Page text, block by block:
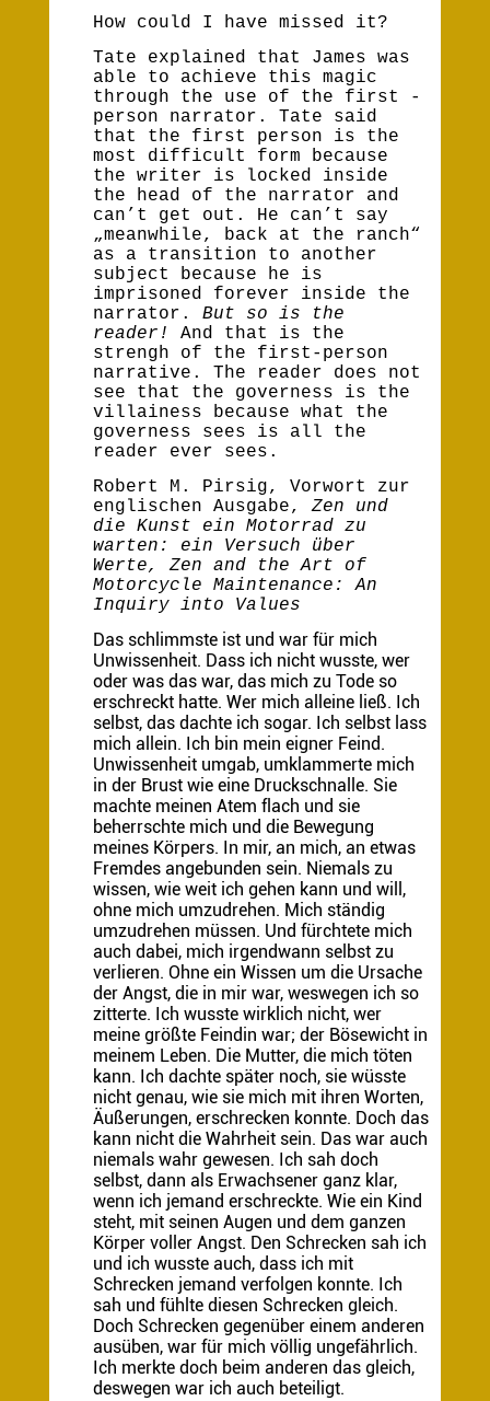
How could I have missed it?
Tate explained that James was
able to achieve this magic
through the use of the first -
person narrator. Tate said
that the first person is the
most difficult form because
the writer is locked inside
the head of the narrator and
can’t get out. He can’t say
„meanwhile, back at the ranch“
as a transition to another
subject because he is
imprisoned forever inside the
narrator. But so is the
reader!
And that is the
strengh of the first-person
narrative. The reader does not
see that the governess is the
villainess because what the
governess sees is all the
reader ever sees.
Robert M. Pirsig, Vorwort zur
englischen Ausgabe,Zen und
die Kunst ein Motorrad zu
warten: ein Versuch über
Werte, Zen and the Art of
Motorcycle Maintenance: An
Inquiry into Values
Das schlimmste ist und war für mich
Unwissenheit. Dass ich nicht wusste, wer
oder was das war, das mich zu Tode so
erschreckt hatte. Wer mich alleine ließ. Ich
selbst, das dachte ich sogar. Ich selbst lass
mich allein. Ich bin mein eigner Feind.
Unwissenheit umgab, umklammerte mich
in der Brust wie eine Druckschnalle. Sie
machte meinen Atem flach und sie
beherrschte mich und die Bewegung
meines Körpers. In mir, an mich, an etwas
Fremdes angebunden sein. Niemals zu
wissen, wie weit ich gehen kann und will,
ohne mich umzudrehen. Mich ständig
umzudrehen müssen. Und fürchtete mich
auch dabei, mich irgendwann selbst zu
verlieren. Ohne ein Wissen um die Ursache
der Angst, die in mir war, weswegen ich so
zitterte. Ich wusste wirklich nicht, wer
meine größte Feindin war; der Bösewicht in
meinem Leben. Die Mutter, die mich töten
kann. Ich dachte später noch, sie wüsste
nicht genau, wie sie mich mit ihren Worten,
Äußerungen, erschrecken konnte. Doch das
kann nicht die Wahrheit sein. Das war auch
niemals wahr gewesen. Ich sah doch
selbst, dann als Erwachsener ganz klar,
wenn ich jemand erschreckte. Wie ein Kind
steht, mit seinen Augen und dem ganzen
Körper voller Angst. Den Schrecken sah ich
und ich wusste auch, dass ich mit
Schrecken jemand verfolgen konnte. Ich
sah und fühlte diesen Schrecken gleich.
Doch Schrecken gegenüber einem anderen
ausüben, war für mich völlig ungefährlich.
Ich merkte doch beim anderen das gleich,
deswegen war ich auch beteiligt.